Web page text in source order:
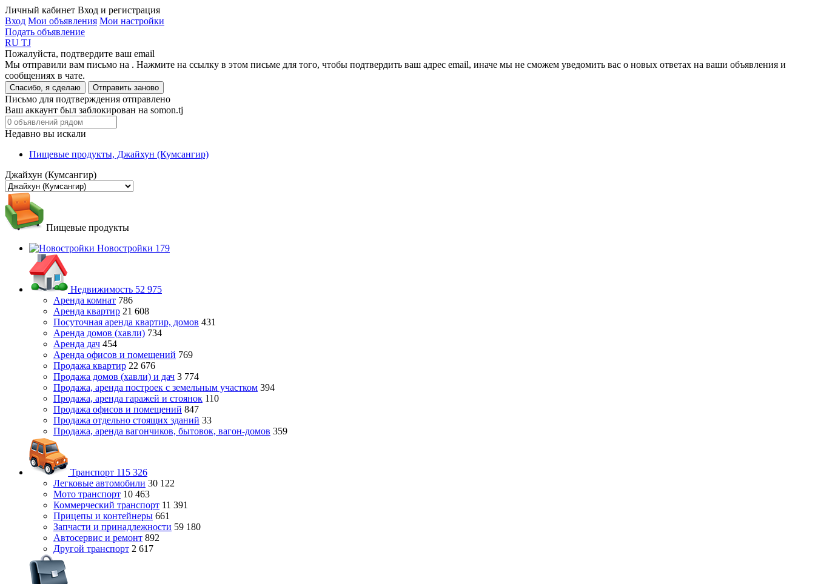
Личный кабинет Вход и регистрация
Вход Мои объявления Мои настройки
Подать объявление
RU TJ
Пожалуйста, подтвердите ваш email
Мы отправили вам письмо на . Нажмите на ссылку в этом письме для того, чтобы подтвердить ваш адрес email, иначе мы не сможем уведомить вас о новых ответах на ваши объявления и
сообщениях в чате.
Спасибо, я сделаю Отправить заново
Письмо для подтверждения отправлено
Ваш аккаунт был заблокирован на somon.tj
Недавно вы искали
Пищевые продукты, Джайхун (Кумсангир)
Джайхун (Кумсангир)
Пищевые продукты
Новостройки 179
Недвижимость 52 975
Аренда комнат 786
Аренда квартир 21 608
Посуточная аренда квартир, домов 431
Аренда домов (хавли) 734
Аренда дач 454
Аренда офисов и помещений 769
Продажа квартир 22 676
Продажа домов (хавли) и дач 3 774
Продажа, аренда построек с земельным участком 394
Продажа, аренда гаражей и стоянок 110
Продажа офисов и помещений 847
Продажа отдельно стоящих зданий 33
Продажа, аренда вагончиков, бытовок, вагон-домов 359
Транспорт 115 326
Легковые автомобили 30 122
Мото транспорт 10 463
Коммерческий транспорт 11 391
Прицепы и контейнеры 661
Запчасти и принадлежности 59 180
Автосервис и ремонт 892
Другой транспорт 2 617